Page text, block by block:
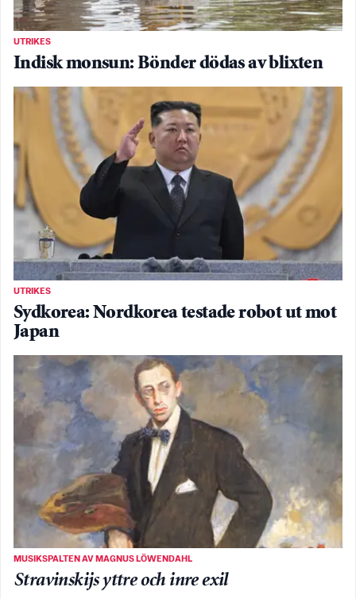
UTRIKES
Indisk monsun: Bönder dödas av blixten
UTRIKES
Sydkorea: Nordkorea testade robot ut mot
Japan
MUSIKSPALTEN AV MAGNUS LÖWENDAHL
Stravinskijs yttre och inre exil